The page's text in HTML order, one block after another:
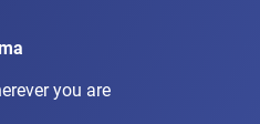
you are